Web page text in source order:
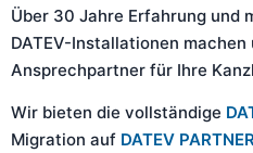
Über 30 Jahre Erfahrung und
DATEV-Installationen
Ansprechpartner für Ihre
Wir bieten die vollständige
Migration auf DATEV